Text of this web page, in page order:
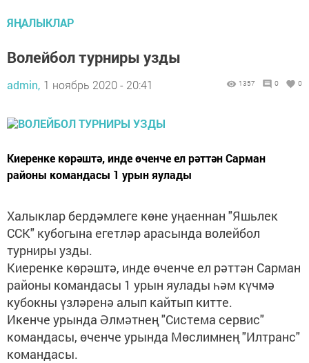
ЯҢАЛЫКЛАР
Волейбол турниры узды
admin, 1 ноябрь 2020 - 20:41 1357 0 0
Киеренке көрәштә, инде өченче ел рәттән Сарман
районы командасы 1 урын яулады
Халыклар бердәмлеге көне уңаеннан "Яшьлек
ССК" кубогына егетләр арасында волейбол
турниры узды.
Киеренке көрәштә, инде өченче ел рәттән Сарман
районы командасы 1 урын яулады һәм күчмә
кубокны үзләренә алып кайтып китте.
Икенче урында Әлмәтнең "Система сервис"
командасы, өченче урында Мөслимнең "Илтранс"
командасы.